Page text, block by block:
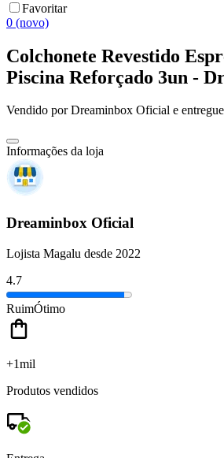
Favoritar
0 (novo)
Colchonete Revestido
Piscina Reforçado 3un -
Vendido porDreaminbox Oficial e
Informações da loja
Dreaminbox Oficial
Lojista Magalu desde 2022
4.7
RuimÓtimo
+1mil
Produtos vendidos